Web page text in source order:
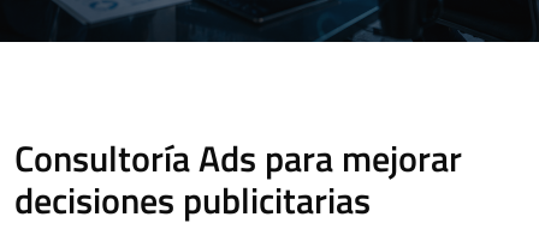
Consultoría Ads para mejorar
decisiones publicitarias